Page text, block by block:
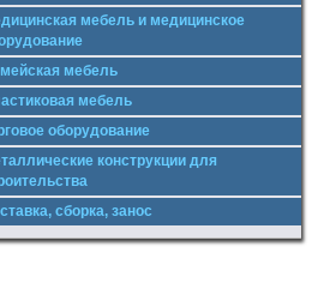
мебель и медицинское
мебель
мебель
оборудование
конструкции для
сборка, занос